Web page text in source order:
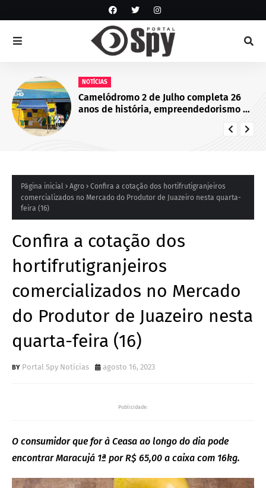
NOTÍCIAS
Camelódromo 2 de Julho completa 26
anos de história, empreendedorismo e
Página inicial Agro
Confira a cotação dos hortifrutigranjeiros
comercializados no Mercado do Produtor de Juazeiro nesta quarta-
feira (16)
Confira a cotação dos
hortifrutigranjeiros
comercializados no Mercado
do Produtor de Juazeiro nesta
quarta-feira (16)
Portal Spy Notícias agosto 16, 2023
Publicidade:
O consumidor que for à Ceasa ao longo do dia pode
encontrar Maracujá 1ª por R$ 65,00 a caixa com 16kg.